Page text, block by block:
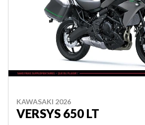
KAWASAKI 2026
VERSYS 650 LT